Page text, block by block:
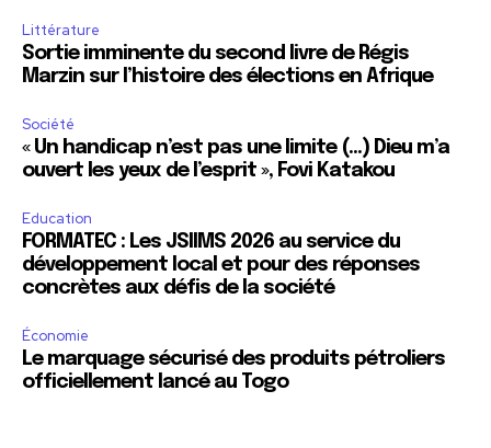
Littérature
Sortie imminente du second livre de Régis
Marzin sur l’histoire des élections en Afrique
Société
« Un handicap n’est pas une limite (…) Dieu m’a
ouvert les yeux de l’esprit », Fovi Katakou
Education
FORMATEC : Les JSIIMS 2026 au service du
développement local et pour des réponses
concrètes aux défis de la société
Économie
Le marquage sécurisé des produits pétroliers
officiellement lancé au Togo